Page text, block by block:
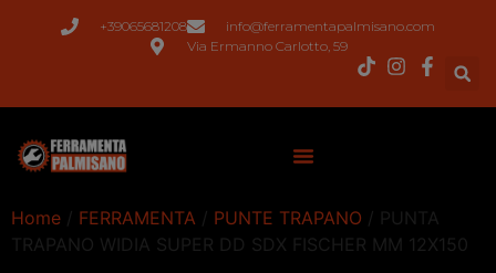
+39065681208
info@ferramentapalmisano.com
Via Ermanno Carlotto, 59
Home / FERRAMENTA / PUNTE TRAPANO / PUNTA
TRAPANO WIDIA SUPER DD SDX FISCHER MM 12X150